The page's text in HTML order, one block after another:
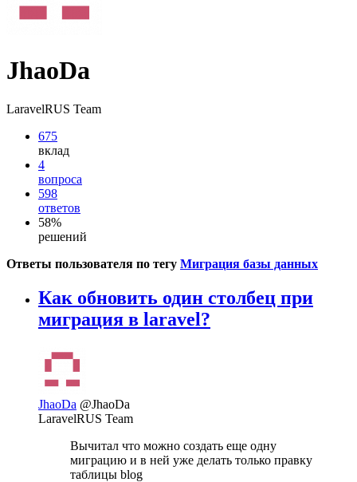
JhaoDa
LaravelRUS Team
675
вклад
4
вопроса
598
ответов
58%
решений
Ответы пользователя по тегу Миграция базы данных
Как обновить один столбец при
миграция в laravel?
JhaoDa @JhaoDa
LaravelRUS Team
Вычитал что можно создать еще одну
миграцию и в ней уже делать только правку
таблицы blog